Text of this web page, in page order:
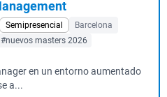
Semipresencial
Barcelona
#nuevos masters 2026
en un entorno aumentado
a...